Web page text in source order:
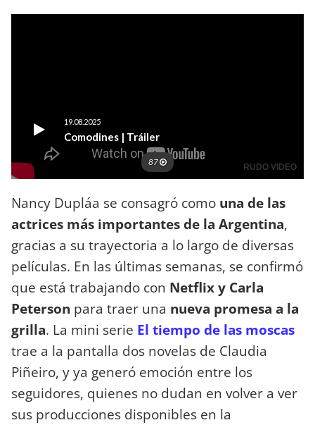
Nancy Dupláa se consagró como una de las
actrices más importantes de la Argentina,
gracias a su trayectoria a lo largo de diversas
películas. En las últimas semanas, se confirmó
que está trabajando con Netflix y Carla
Peterson para traer una nueva promesa a la
grilla. La mini serie El tiempo de las moscas
trae a la pantalla dos novelas de Claudia
Piñeiro, y ya generó emoción entre los
seguidores, quienes no dudan en volver a ver
sus producciones disponibles en la